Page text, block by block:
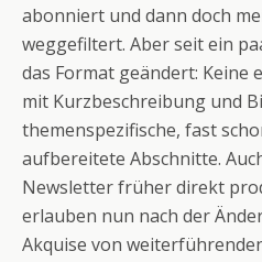
abonniert und dann doch
weggefiltert. Aber seit ein
das Format geändert: Keine
mit Kurzbeschreibung und
themenspezifische, fast
aufbereitete Abschnitte.
Newsletter früher direkt
erlauben nun nach der
Akquise von